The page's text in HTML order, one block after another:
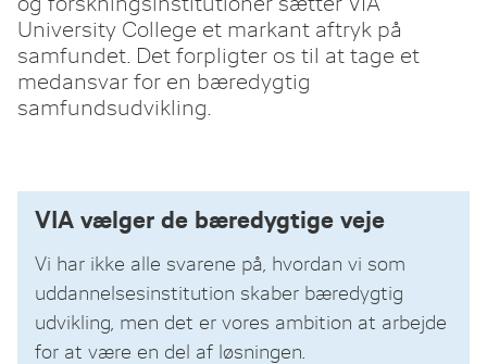
University College et markant aftryk på
samfundet. Det forpligter os til at tage et
medansvar for en bæredygtig
samfundsudvikling.
VIA vælger de bæredygtige veje
Vi har ikke alle svarene på, hvordan vi som
uddannelsesinstitution skaber bæredygtig
udvikling, men det er vores ambition at arbejde
for at være en del af løsningen.